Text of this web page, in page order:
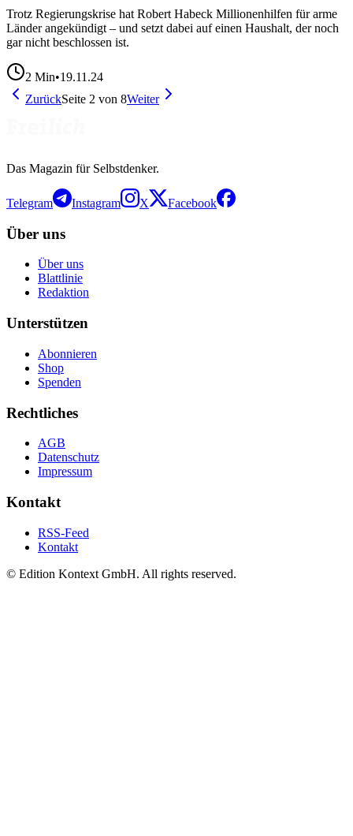
Trotz Regierungskrise hat Robert Habeck Millionenhilfen für arme
Länder angekündigt – und setzt dabei auf einen Haushalt, der noch
gar nicht beschlossen ist.
2 Min•19.11.24
ZurückSeite 2 von 8Weiter
Das Magazin für Selbstdenker.
Telegram Instagram X Facebook
Über uns
Über uns
Blattlinie
Redaktion
Unterstützen
Abonnieren
Shop
Spenden
Rechtliches
AGB
Datenschutz
Impressum
Kontakt
RSS-Feed
Kontakt
© Edition Kontext GmbH. All rights reserved.